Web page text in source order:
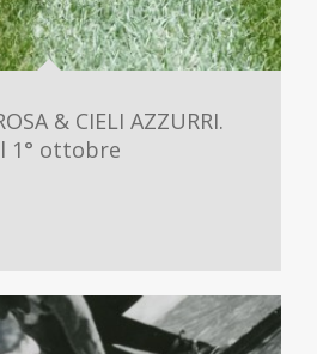
& CIELI AZZURRI.
1° ottobre